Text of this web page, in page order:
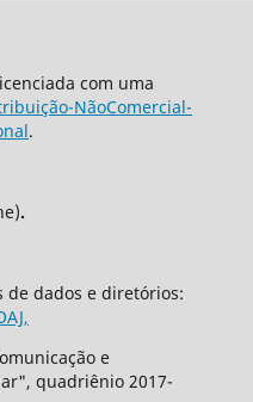
com uma
NãoComercial-
.
.
de dados e diretórios:
e
quadriênio 2017-